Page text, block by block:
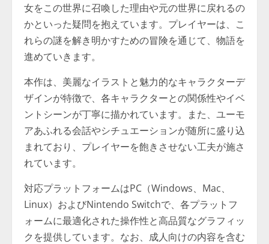
女をこの世界に召喚した理由や元の世界に戻れるの
かといった疑問を抱えています。プレイヤーは、こ
れらの謎を解き明かすための冒険を通じて、物語を
進めていきます。
本作は、美麗なイラストと魅力的なキャラクターデ
ザインが特徴で、各キャラクターとの関係性やイベ
ントシーンが丁寧に描かれています。また、ユーモ
アあふれる会話やシチュエーションが随所に盛り込
まれており、プレイヤーを飽きさせない工夫が施さ
れています。
対応プラットフォームはPC（Windows、Mac、
Linux）およびNintendo Switchで、各プラットフ
ォームに最適化された操作性と高品質なグラフィッ
クを提供しています。なお、成人向けの内容を含む